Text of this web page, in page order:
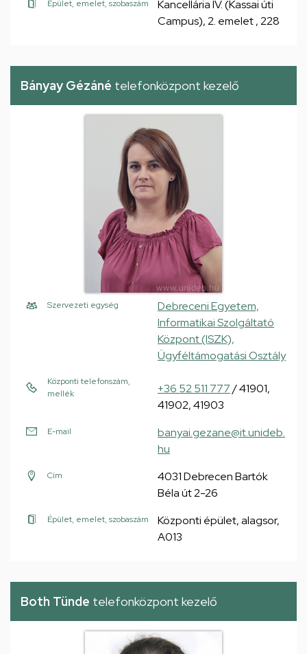
Épület, emelet, szobaszám
Kancellária IV. (Kassai úti
Campus), 2. emelet , 228
Bányay Gézáné telefonközpont kezelő
Szervezeti egység
Debreceni Egyetem,
Informatikai Szolgáltató
Központ (ISZK),
Ügyféltámogatási Osztály
Központi telefonszám,
mellék
+36 52 511 777/ 41901,
41902, 41903
E-mail
banyai.gezane@it.unideb.
hu
Cím
4031 Debrecen Bartók
Béla út 2-26
Épület, emelet, szobaszám
Központi épület, alagsor,
A013
Both Tünde telefonközpont kezelő